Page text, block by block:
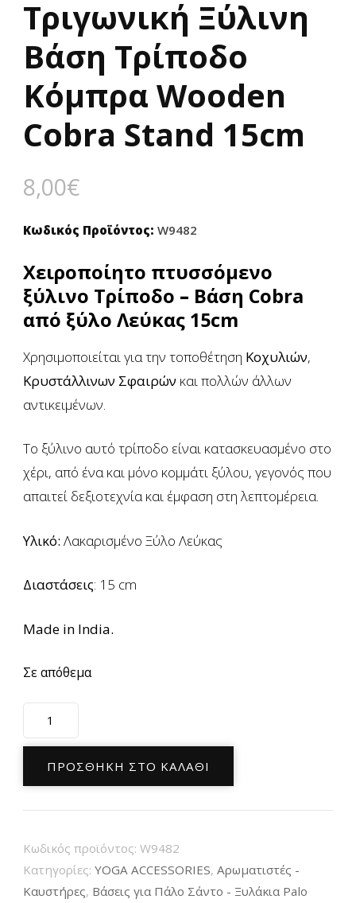
Τριγωνική Ξύλινη
Βάση Τρίποδο
Κόμπρα Wooden
Cobra Stand 15cm
8,00€
Κωδικός Προϊόντος: W9482
Χειροποίητο πτυσσόμενο
ξύλινο Τρίποδο – Βάση Cobra
από ξύλο Λεύκας 15cm
Χρησιμοποιείται για την τοποθέτηση Κοχυλιών,
Κρυστάλλινων Σφαιρών και πολλών άλλων
αντικειμένων.
Το ξύλινο αυτό τρίποδο είναι κατασκευασμένο στο
χέρι, από ένα και μόνο κομμάτι ξύλου, γεγονός που
απαιτεί δεξιοτεχνία και έμφαση στη λεπτομέρεια.
Υλικό: Λακαρισμένο Ξύλο Λεύκας
Διαστάσεις: 15 cm
Made in India.
Σε απόθεμα
Xειροποίητη
Τριγωνική
Ξύλινη
Βάση
Τρίποδο
Wooden
Cobra
ΠΡΟΣΘΉΚΗ ΣΤΟ ΚΑΛΆΘΙ
Κωδικός προϊόντος: W9482
Κατηγορίες: YOGA ACCESSORIES, Αρωματιστές -
Καυστήρες, Βάσεις για Πάλο Σάντο - Ξυλάκια Palo